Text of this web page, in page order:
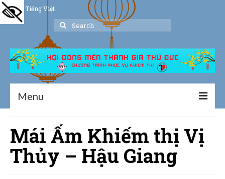
Tiếng Việt
Search
Menu
Trang chủ
Giới thiệu
Hoạt động
Mái Ấm Khiếm thị Vị
Thủy – Hậu Giang